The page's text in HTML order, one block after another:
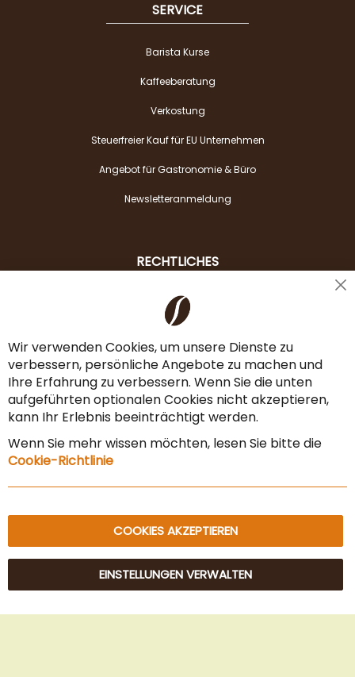
SERVICE
Barista Kurse
Kaffeeberatung
Verkostung
Steuerfreier Kauf für EU Unternehmen
Angebot für Gastronomie & Büro
Newsletteranmeldung
RECHTLICHES
Liefer- & Versandkosten
AGB & Widerrufsrecht
Vertrag widerrufen
Impressum
Datenschutz & Sicherheit
© 2025 Beans Kaffeehandel OG. Alle Rechte vorbehalten.
Wir verwenden Cookies, um unsere Dienste zu
verbessern, persönliche Angebote zu machen und
Ihre Erfahrung zu verbessern. Wenn Sie die unten
aufgeführten optionalen Cookies nicht akzeptieren,
kann Ihr Erlebnis beeinträchtigt werden.
Wenn Sie mehr wissen möchten, lesen Sie bitte die
Cookie-Richtlinie
COOKIES AKZEPTIEREN
EINSTELLUNGEN VERWALTEN